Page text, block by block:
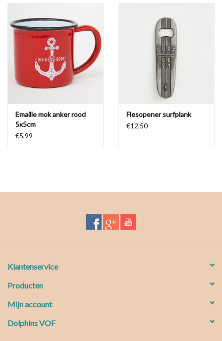
Emaille mok anker rood
5x5cm
€5,99
Flesopener surfplank
€12,50
Klantenservice
Producten
Mijn account
Dolphins VOF